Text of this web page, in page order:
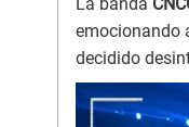
emocionando
decidido